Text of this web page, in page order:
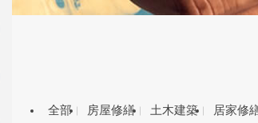
全部 房屋修繕 土木建築 居家修